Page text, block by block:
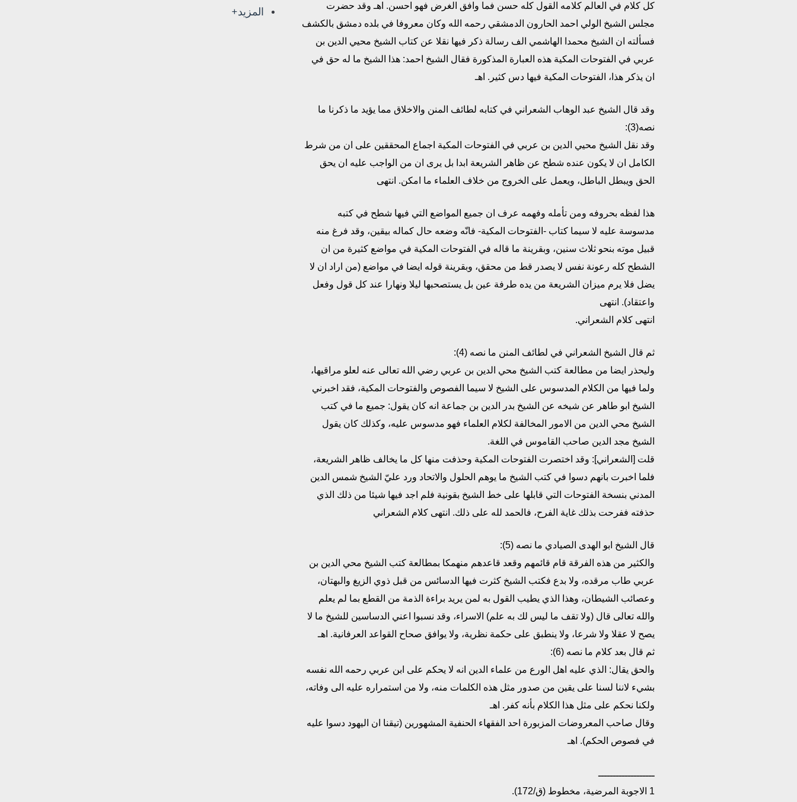
كل كلام في العالم كلامه القول كله حسن فما وافق الغرض فهو احسن. اهـ وقد حضرت
مجلس الشيخ الولي احمد الحارون الدمشقي رحمه الله وكان معروفا في بلده دمشق بالكشف
فسألته ان الشيخ محمدا الهاشمي الف رسالة ذكر فيها نقلا عن كتاب الشيخ محيي الدين بن
عربي في الفتوحات المكية هذه العبارة المذكورة فقال الشيخ احمد: هذا الشيخ ما له حق في
ان يذكر هذا، الفتوحات المكية فيها دس كثير. اهـ
وقد قال الشيخ عبد الوهاب الشعراني في كتابه لطائف المنن والاخلاق مما يؤيد ما ذكرنا ما
نصه(3):
وقد نقل الشيخ محيي الدين بن عربي في الفتوحات المكية اجماع المحققين على ان من شرط
الكامل ان لا يكون عنده شطح عن ظاهر الشريعة ابدا بل يرى ان من الواجب عليه ان يحق
الحق ويبطل الباطل، ويعمل على الخروج من خلاف العلماء ما امكن. انتهى
هذا لفظه بحروفه ومن تأمله وفهمه عرف ان جميع المواضع التي فيها شطح في كتبه
مدسوسة عليه لا سيما كتاب -الفتوحات المكية- فانّه وضعه حال كماله بيقين، وقد فرغ منه
قبيل موته بنحو ثلاث سنين، وبقرينة ما قاله في الفتوحات المكية في مواضع كثيرة من ان
الشطح كله رعونة نفس لا يصدر قط من محقق، وبقرينة قوله ايضا في مواضع (من اراد ان لا
يضل فلا يرم ميزان الشريعة من يده طرفة عين بل يستصحبها ليلا ونهارا عند كل قول وفعل
واعتقاد). انتهى
انتهى كلام الشعراني.
ثم قال الشيخ الشعراني في لطائف المنن ما نصه (4):
وليحذر ايضا من مطالعة كتب الشيخ محي الدين بن عربي رضي الله تعالى عنه لعلو مراقيها،
ولما فيها من الكلام المدسوس على الشيخ لا سيما الفصوص والفتوحات المكية، فقد اخبرني
الشيخ ابو طاهر عن شيخه عن الشيخ بدر الدين بن جماعة انه كان يقول: جميع ما في كتب
الشيخ محي الدين من الامور المخالفة لكلام العلماء فهو مدسوس عليه، وكذلك كان يقول
الشيخ مجد الدين صاحب القاموس في اللغة.
قلت [الشعراني]: وقد اختصرت الفتوحات المكية وحذفت منها كل ما يخالف ظاهر الشريعة،
فلما اخبرت بانهم دسوا في كتب الشيخ ما يوهم الحلول والاتحاد ورد عليّ الشيخ شمس الدين
المدني بنسخة الفتوحات التي قابلها على خط الشيخ بقونية فلم اجد فيها شيئا من ذلك الذي
حذفته ففرحت بذلك غاية الفرح، فالحمد لله على ذلك. انتهى كلام الشعراني
قال الشيخ ابو الهدى الصيادي ما نصه (5):
والكثير من هذه الفرقة قام قائمهم وقعد قاعدهم منهمكا بمطالعة كتب الشيخ محي الدين بن
عربي طاب مرقده، ولا بدع فكتب الشيخ كثرت فيها الدسائس من قبل ذوي الزيغ والبهتان،
وعصائب الشيطان، وهذا الذي يطيب القول به لمن يريد براءة الذمة من القطع بما لم يعلم
والله تعالى قال (ولا تقف ما ليس لك به علم) الاسراء، وقد نسبوا اعني الدساسين للشيخ ما لا
يصح لا عقلا ولا شرعا، ولا ينطبق على حكمة نظرية، ولا يوافق صحاح القواعد العرفانية. اهـ
ثم قال بعد كلام ما نصه (6):
والحق يقال: الذي عليه اهل الورع من علماء الدين انه لا يحكم على ابن عربي رحمه الله نفسه
بشيء لاننا لسنا على يقين من صدور مثل هذه الكلمات منه، ولا من استمراره عليه الى وفاته،
ولكنا نحكم على مثل هذا الكلام بأنه كفر. اهـ
وقال صاحب المعروضات المزبورة احد الفقهاء الحنفية المشهورين (تيقنا ان اليهود دسوا عليه
في فصوص الحكم). اهـ
ـــــــــــــــــــ
1 الاجوبة المرضية، مخطوط (ق/172).
المزيد+